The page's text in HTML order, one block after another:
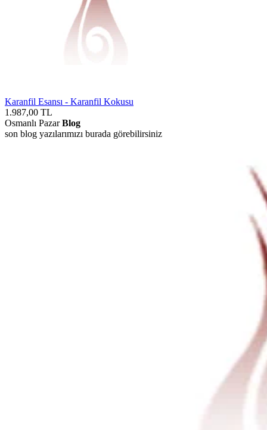
Karanfil Esansı - Karanfil Kokusu
1.987,00 TL
Osmanlı PazarBlog
son blog yazılarımızı burada görebilirsiniz